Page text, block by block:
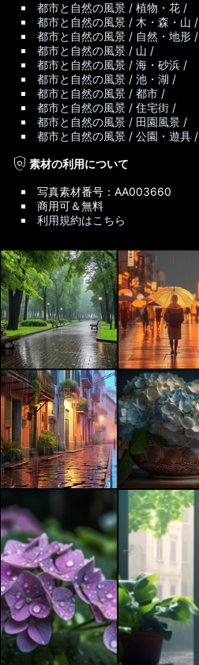
都市と自然の風景 / 植物・花 /
都市と自然の風景 / 木・森・山 /
都市と自然の風景 / 自然・地形 /
都市と自然の風景 / 山 /
都市と自然の風景 / 海・砂浜 /
都市と自然の風景 / 池・湖 /
都市と自然の風景 / 都市 /
都市と自然の風景 / 住宅街 /
都市と自然の風景 / 田園風景 /
都市と自然の風景 / 公園・遊具 /
policy素材の利用について
写真素材番号：AA003660
商用可＆無料
利用規約はこちら